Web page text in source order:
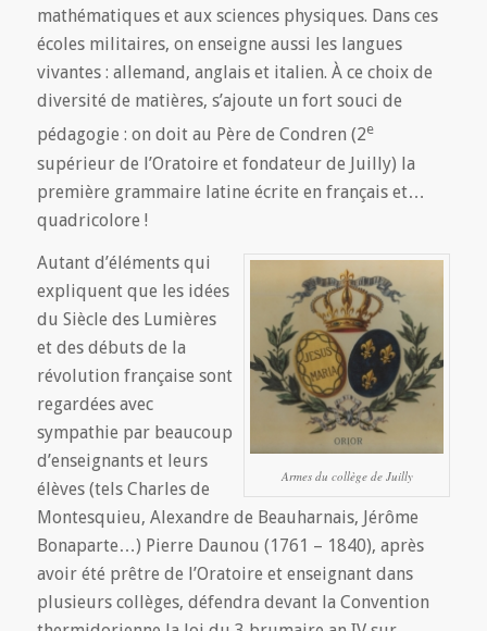
mathématiques et aux sciences physiques. Dans ces
écoles militaires, on enseigne aussi les langues
vivantes : allemand, anglais et italien. À ce choix de
diversité de matières, s’ajoute un fort souci de
pédagogie : on doit au Père de Condren (2e
supérieur de l’Oratoire et fondateur de Juilly) la
première grammaire latine écrite en français et…
quadricolore !
Armes du collège de Juilly
Autant d’éléments qui
expliquent que les idées
du Siècle des Lumières
et des débuts de la
révolution française sont
regardées avec
sympathie par beaucoup
d’enseignants et leurs
élèves (tels Charles de
Montesquieu, Alexandre de Beauharnais, Jérôme
Bonaparte…) Pierre Daunou (1761 – 1840), après
avoir été prêtre de l’Oratoire et enseignant dans
plusieurs collèges, défendra devant la Convention